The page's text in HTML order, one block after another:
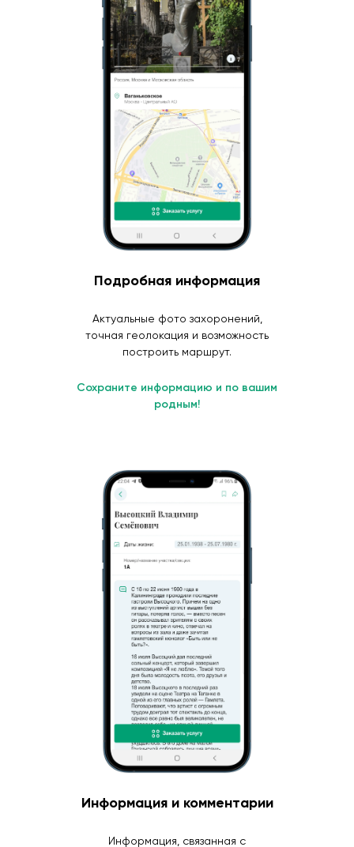
Подробная информация
Актуальные фото захоронений,
точная геолокация и возможность
построить маршрут.
Сохраните информацию и по вашим
родным!
Информация и комментарии
Информация, связанная с